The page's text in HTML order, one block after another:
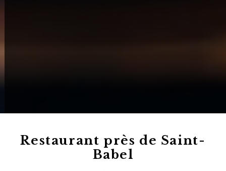
Restaurant près de Saint-
Babel